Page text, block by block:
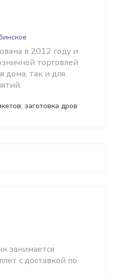
в 2012 году и
торговлей
дома, так и для
заготовка дров
занимается
с доставкой по